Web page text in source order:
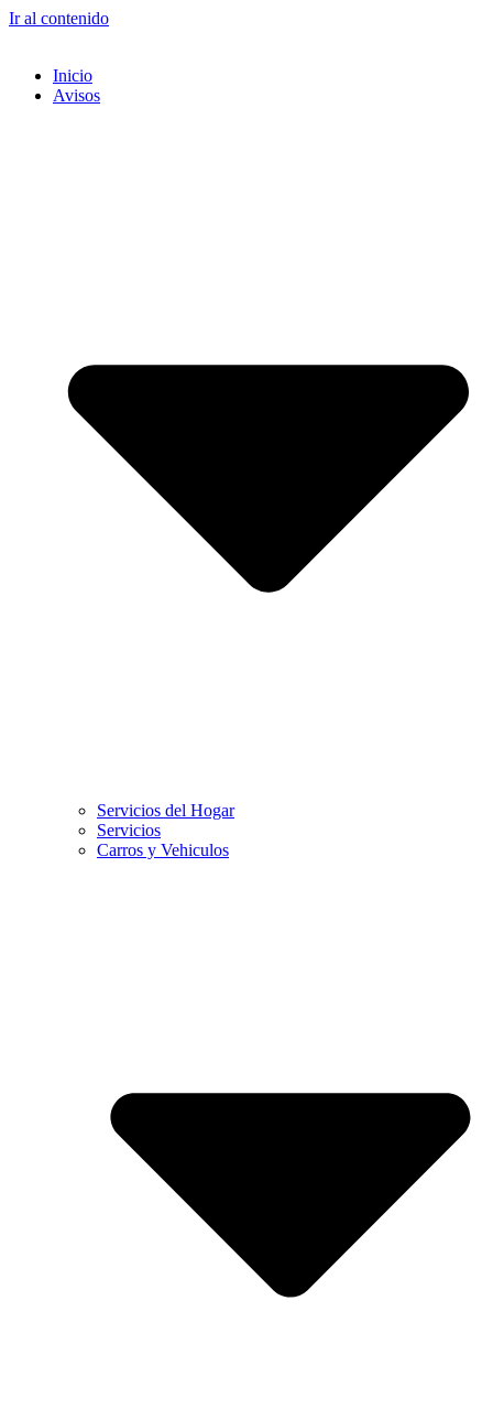
Ir al contenido
Inicio
Avisos
Servicios del Hogar
Servicios
Carros y Vehiculos